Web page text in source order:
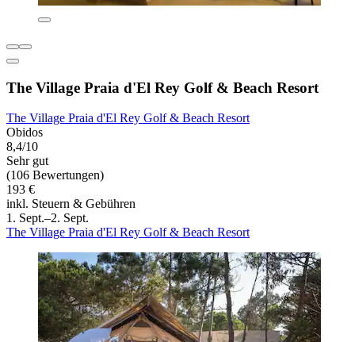
The Village Praia d'El Rey Golf & Beach Resort
The Village Praia d'El Rey Golf & Beach Resort
Obidos
8,4/10
Sehr gut
(106 Bewertungen)
193 €
inkl. Steuern & Gebühren
1. Sept.–2. Sept.
The Village Praia d'El Rey Golf & Beach Resort